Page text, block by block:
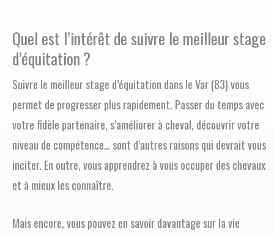
Quel est l’intérêt de suivre le meilleur stage
d’équitation ?
Suivre le meilleur stage d’équitation dans le Var (83) vous
permet de progresser plus rapidement. Passer du temps avec
votre fidèle partenaire, s’améliorer à cheval, découvrir votre
niveau de compétence… sont d’autres raisons qui devrait vous
inciter. En outre, vous apprendrez à vous occuper des chevaux
et à mieux les connaître.
Mais encore, vous pouvez en savoir davantage sur la vie